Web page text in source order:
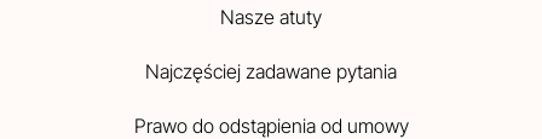
Nasze atuty
Najczęściej zadawane pytania
Prawo do odstąpienia od umowy